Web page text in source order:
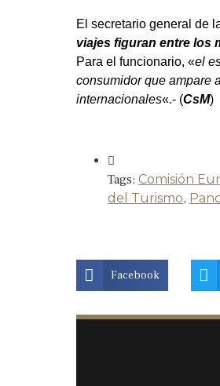
El secretario general de
viajes figuran entre los
Para el funcionario, «el
consumidor que ampare
internacionales«.- (CsM)
Tags: Comisión
del Turismo,
Facebook